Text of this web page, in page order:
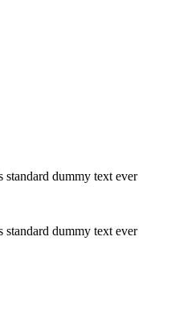
standard dummy text ever
standard dummy text ever